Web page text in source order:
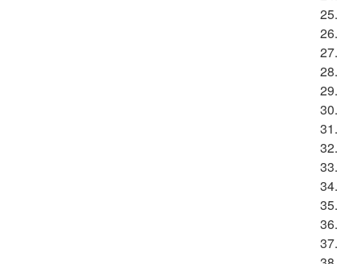
25.
26.
27.
28.
29.
30.
31.
32.
33.
34.
35.
36.
37.